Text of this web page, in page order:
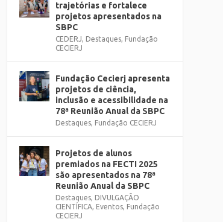
trajetórias e fortalece
projetos apresentados na
SBPC
CEDERJ, Destaques, Fundação
CECIERJ
Fundação Cecierj apresenta
projetos de ciência,
inclusão e acessibilidade na
78ª Reunião Anual da SBPC
Destaques, Fundação CECIERJ
Projetos de alunos
premiados na FECTI 2025
são apresentados na 78ª
Reunião Anual da SBPC
Destaques, DIVULGAÇÃO
CIENTÍFICA, Eventos, Fundação
CECIERJ